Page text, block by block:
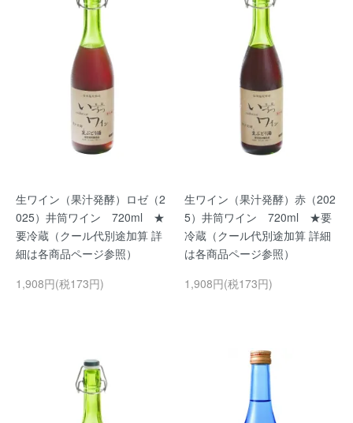
生ワイン（果汁発酵）ロゼ（2
025）井筒ワイン 720ml ★
要冷蔵（クール代別途加算 詳
細は各商品ページ参照）
1,908円(税173円)
生ワイン（果汁発酵）赤（202
5）井筒ワイン 720ml ★要
冷蔵（クール代別途加算 詳細
は各商品ページ参照）
1,908円(税173円)